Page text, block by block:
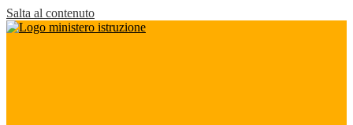
Salta al contenuto